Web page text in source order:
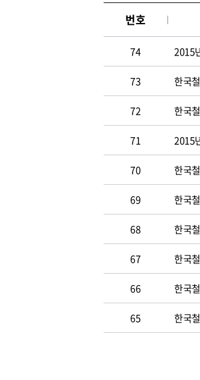
번호
74 2015
73 한국
72 한국
71 2015
70 한국
69 한국
68 한국
67 한국
66 한국
65 한국